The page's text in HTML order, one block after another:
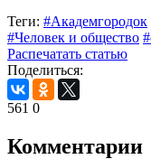
Теги: #Академгородок
#Человек и общество
Распечатать статью
Поделиться:
561 0
Комментарии